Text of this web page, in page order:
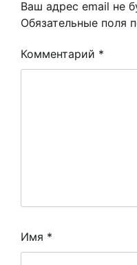
Ваш адрес email не
Обязательные поля
Комментарий *
Имя *